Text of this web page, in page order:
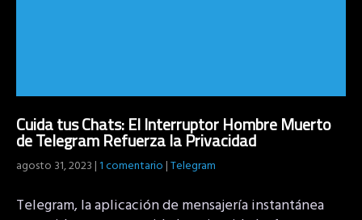
Cuida tus Chats: El Interruptor Hombre Muerto
de Telegram Refuerza la Privacidad
agosto 31, 2023|1 comentario|Telegram
Telegram, la aplicación de mensajería instantánea